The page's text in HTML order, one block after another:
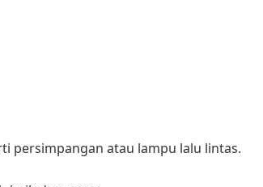
persimpangan atau lampu lalu lintas.